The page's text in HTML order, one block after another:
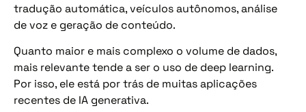
tradução automática, veículos autônomos, análise
de voz e geração de conteúdo.
Quanto maior e mais complexo o volume de dados,
mais relevante tende a ser o uso de deep learning.
Por isso, ele está por trás de muitas aplicações
recentes de IA generativa.